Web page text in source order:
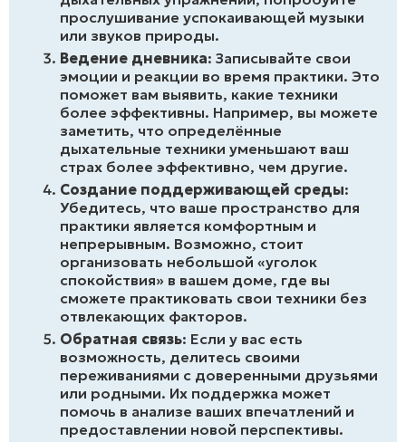
прослушивание успокаивающей музыки
или звуков природы.
Ведение дневника: Записывайте свои
эмоции и реакции во время практики. Это
поможет вам выявить, какие техники
более эффективны. Например, вы можете
заметить, что определённые
дыхательные техники уменьшают ваш
страх более эффективно, чем другие.
Создание поддерживающей среды:
Убедитесь, что ваше пространство для
практики является комфортным и
непрерывным. Возможно, стоит
организовать небольшой «уголок
спокойствия» в вашем доме, где вы
сможете практиковать свои техники без
отвлекающих факторов.
Обратная связь: Если у вас есть
возможность, делитесь своими
переживаниями с доверенными друзьями
или родными. Их поддержка может
помочь в анализе ваших впечатлений и
предоставлении новой перспективы.